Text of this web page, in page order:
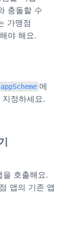
충돌할 수
가맹점
야 해요.
에
지정하세요.
호출해요.
앱의 기존 앱